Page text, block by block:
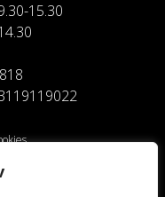
15.30